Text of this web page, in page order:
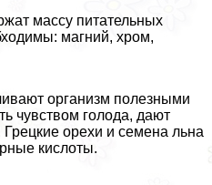
массу питательных
магний, хром,
организм полезными
чувством голода, дают
орехи и семена льна
кислоты.